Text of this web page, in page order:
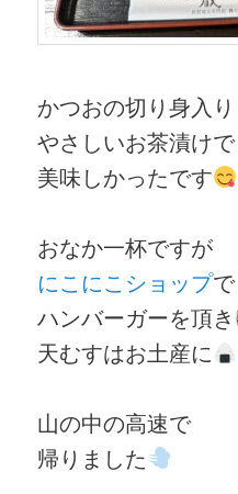
かつおの切り身入り
やさしいお茶漬けで
美味しかったです
おなか一杯ですが
にこにこショップで
ハンバーガーを頂き
天むすはお土産に
山の中の高速で
帰りました